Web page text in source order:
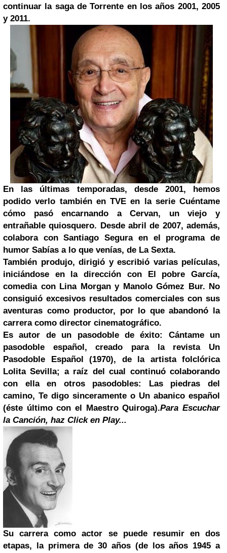
continuar la saga de Torrente en los años 2001, 2005
y 2011.
En las últimas temporadas, desde 2001, hemos
podido verlo también en TVE en la serie Cuéntame
cómo pasó encarnando a Cervan, un viejo y
entrañable quiosquero. Desde abril de 2007, además,
colabora conSantiago Seguraen el programa de
humor Sabías a lo que venías, de La Sexta.
También produjo, dirigió y escribió varias películas,
iniciándose en la dirección con El pobre García,
comedia con Lina Morgan y Manolo Gómez Bur. No
consiguió excesivos resultados comerciales con sus
aventuras como productor, por lo que abandonó la
carrera como director cinematográfico.
Es autor de un pasodoble de éxito: Cántame un
pasodoble español, creado para la revista Un
Pasodoble Español (1970), de la artista folclórica
Lolita Sevilla; a raíz del cual continuó colaborando
con ella en otros pasodobles: Las piedras del
camino, Te digo sinceramente o Un abanico español
(éste último con el Maestro Quiroga).Para Escuchar
la Canción, haz Click en Play...
Su carrera como actor se puede resumir en dos
etapas, la primera de 30 años (de los años 1945 a